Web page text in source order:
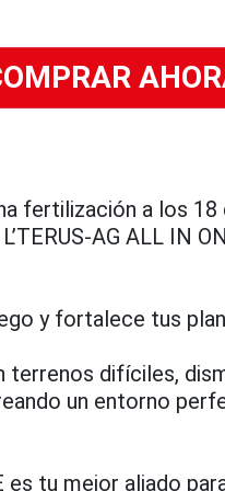
fertilización a los 18
AG ALL IN
y fortalece tus
difíciles,
un entorno
es tu mejor aliado